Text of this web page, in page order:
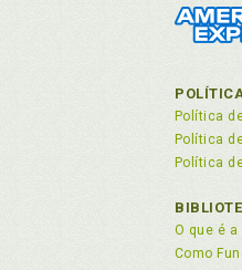
Política
Política
Política
O que é a
Como